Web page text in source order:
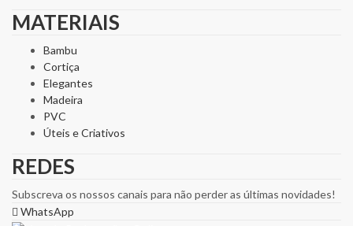
MATERIAIS
Bambu
Cortiça
Elegantes
Madeira
PVC
Úteis e Criativos
REDES
Subscreva os nossos canais para não perder as últimas novidades!
WhatsApp